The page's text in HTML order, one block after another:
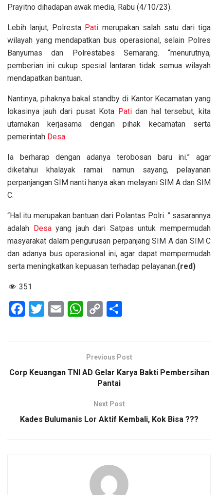
Prayitno dihadapan awak media, Rabu (4/10/23).
Lebih lanjut, Polresta Pati merupakan salah satu dari tiga
wilayah yang mendapatkan bus operasional, selain Polres
Banyumas dan Polrestabes Semarang. “menurutnya,
pemberian ini cukup spesial lantaran tidak semua wilayah
mendapatkan bantuan.
Nantinya, pihaknya bakal standby di Kantor Kecamatan yang
lokasinya jauh dari pusat Kota Patidan hal tersebut, kita
utamakan kerjasama dengan pihak kecamatan serta
pemerintah Desa.
Ia berharap dengan adanya terobosan baru ini.” agar
diketahui khalayak ramai. namun sayang, pelayanan
perpanjangan SIM nanti hanya akan melayani SIM A dan SIM
C.
“Hal itu merupakan bantuan dari Polantas Polri. ” sasarannya
adalah
Desayang jauh dari Satpas untuk mempermudah
masyarakat dalam pengurusan perpanjang SIM A dan SIM C
dan adanya bus operasional ini, agar dapat mempermudah
serta meningkatkan kepuasan terhadap pelayanan.(red)
351
F
o
T
E
W
s
A
C
Li
n
k
e
Previous Post
Corp Keuangan TNI AD Gelar Karya Bakti Pembersihan
Pantai
Next Post
Kades Bulumanis Lor Aktif Kembali, Kok Bisa ???